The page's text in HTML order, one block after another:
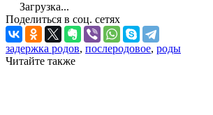
Загрузка...
Поделиться в соц. сетях
задержка родов, послеродовое, роды
Читайте также